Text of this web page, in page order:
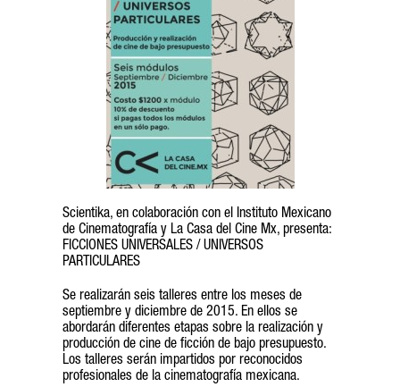
Scientika, en colaboración con el Instituto Mexicano
de Cinematografía y La Casa del Cine Mx, presenta:
FICCIONES UNIVERSALES / UNIVERSOS
PARTICULARES
Se realizarán seis talleres entre los meses de
septiembre y diciembre de 2015. En ellos se
abordarán diferentes etapas sobre la realización y
producción de cine de ficción de bajo presupuesto.
Los talleres serán impartidos por reconocidos
profesionales de la cinematografía mexicana.